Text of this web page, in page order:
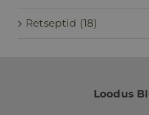
Retseptid (18)
Loodus